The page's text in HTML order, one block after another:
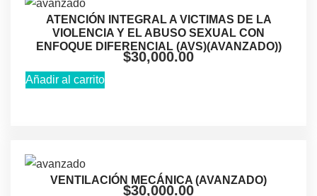
ATENCIÓN INTEGRAL A VICTIMAS DE LA
VIOLENCIA Y EL ABUSO SEXUAL CON
ENFOQUE DIFERENCIAL (AVS)(AVANZADO))
$30,000.00
Añadir al carrito
VENTILACIÓN MECÁNICA (AVANZADO)
$30,000.00